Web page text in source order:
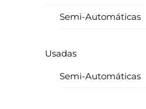
Semi-Automáticas
Usadas
Semi-Automáticas